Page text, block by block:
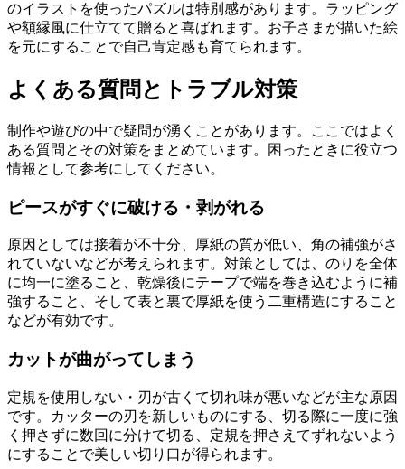
のイラストを使ったパズルは特別感があります。ラッピング
や額縁風に仕立てて贈ると喜ばれます。お子さまが描いた絵
を元にすることで自己肯定感も育てられます。
よくある質問とトラブル対策
制作や遊びの中で疑問が湧くことがあります。ここではよく
ある質問とその対策をまとめています。困ったときに役立つ
情報として参考にしてください。
ピースがすぐに破ける・剥がれる
原因としては接着が不十分、厚紙の質が低い、角の補強がさ
れていないなどが考えられます。対策としては、のりを全体
に均一に塗ること、乾燥後にテープで端を巻き込むように補
強すること、そして表と裏で厚紙を使う二重構造にすること
などが有効です。
カットが曲がってしまう
定規を使用しない・刃が古くて切れ味が悪いなどが主な原因
です。カッターの刃を新しいものにする、切る際に一度に強
く押さずに数回に分けて切る、定規を押さえてずれないよう
にすることで美しい切り口が得られます。